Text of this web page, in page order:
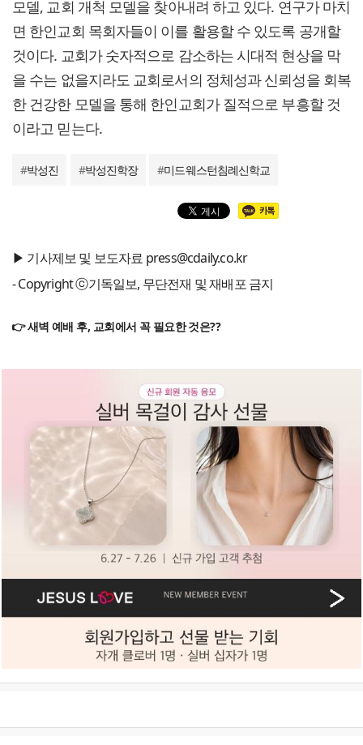
모델, 교회 개척 모델을 찾아내려 하고 있다. 연구가 마치
면 한인교회 목회자들이 이를 활용할 수 있도록 공개할
것이다. 교회가 숫자적으로 감소하는 시대적 현상을 막
을 수는 없을지라도 교회로서의 정체성과 신뢰성을 회복
한 건강한 모델을 통해 한인교회가 질적으로 부흥할 것
이라고 믿는다.
#박성진 #박성진학장 #미드웨스턴침례신학교
▶ 기사제보 및 보도자료 press@cdaily.co.kr
- Copyright ⓒ기독일보, 무단전재 및 재배포 금지
👉 새벽 예배 후, 교회에서 꼭 필요한 것은??